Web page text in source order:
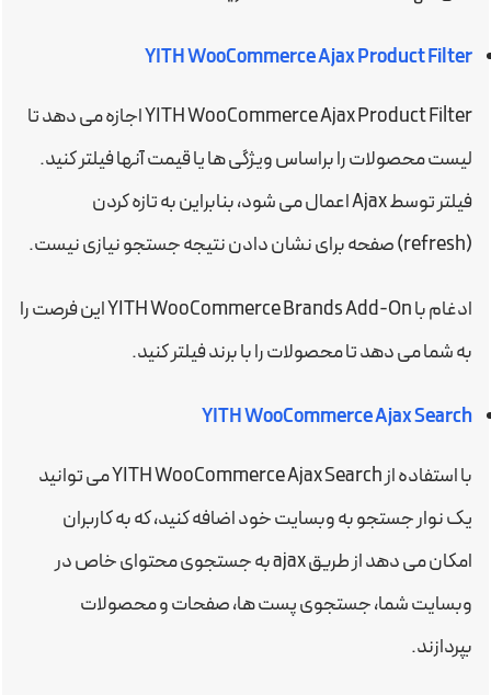
YITH WooCommerce Ajax Product Filter
YITH WooCommerce Ajax Product Filter اجازه می دهد تا
لیست محصولات را براساس ویژگی ها یا قیمت آنها فیلتر کنید.
فیلتر توسط Ajax اعمال می شود، بنابراین به تازه کردن
(refresh) صفحه برای نشان دادن نتیجه جستجو نیازی نیست.
ادغام با YITH WooCommerce Brands Add-On این فرصت را
به شما می دهد تا محصولات را با برند فیلتر کنید.
YITH WooCommerce Ajax Search
با استفاده از YITH WooCommerce Ajax Search می توانید
یک نوار جستجو به وبسایت خود اضافه کنید، که به کاربران
امکان می دهد از طریق ajax به جستجوی محتوای خاص در
وبسایت شما، جستجوی پست ها، صفحات و محصولات
بپردازند.